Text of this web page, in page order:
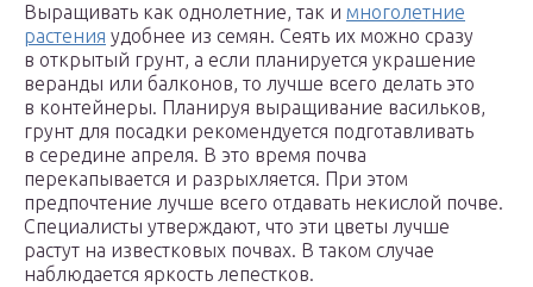
Выращивать как однолетние, так и многолетние
растения удобнее из семян. Сеять их можно сразу
в открытый грунт, а если планируется украшение
веранды или балконов, то лучше всего делать это
в контейнеры. Планируя выращивание васильков,
грунт для посадки рекомендуется подготавливать
в середине апреля. В это время почва
перекапывается и разрыхляется. При этом
предпочтение лучше всего отдавать некислой почве.
Специалисты утверждают, что эти цветы лучше
растут на известковых почвах. В таком случае
наблюдается яркость лепестков.